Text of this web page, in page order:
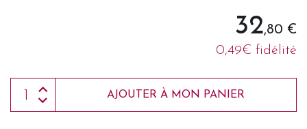
32,80 €
0,49€ fidélité
AJOUTER À MON PANIER